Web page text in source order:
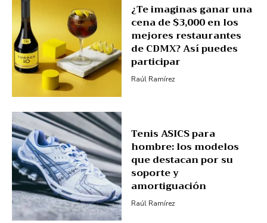
¿Te imaginas ganar una
cena de $3,000 en los
mejores restaurantes
de CDMX? Así puedes
participar
Raúl Ramírez
Tenis ASICS para
hombre: los modelos
que destacan por su
soporte y
amortiguación
Raúl Ramírez